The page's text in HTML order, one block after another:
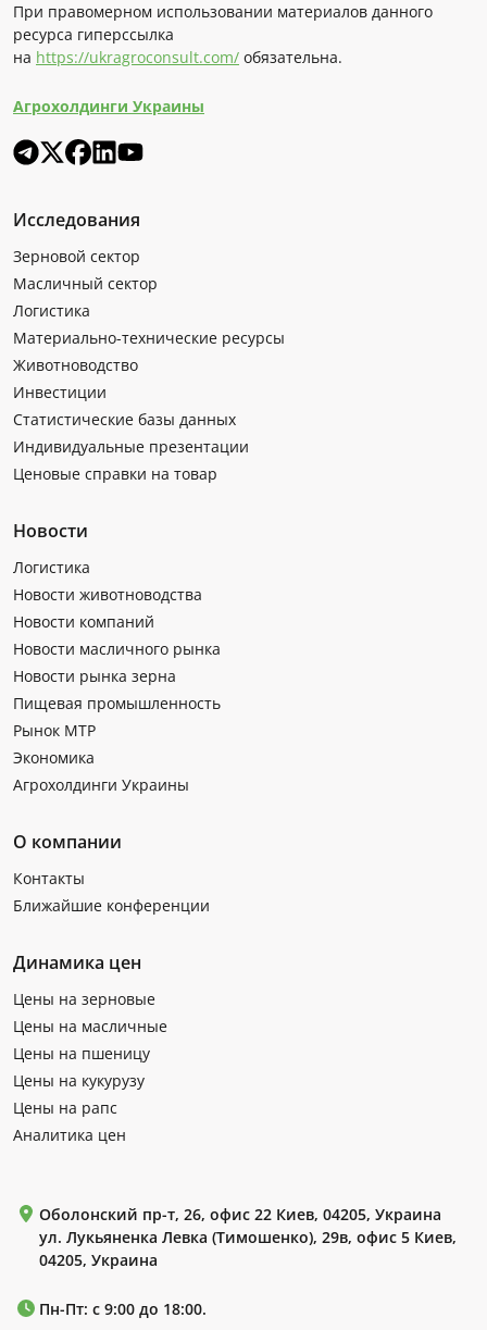
При правомерном использовании материалов данного
ресурса гиперссылка
на https://ukragroconsult.com/ обязательна.
Агрохолдинги Украины
Исследования
Зерновой сектор
Масличный сектор
Логистика
Материально-технические ресурсы
Животноводство
Инвестиции
Статистические базы данных
Индивидуальные презентации
Ценовые справки на товар
Новости
Логистика
Новости животноводства
Новости компаний
Новости масличного рынка
Новости рынка зерна
Пищевая промышленность
Рынок МТР
Экономика
Агрохолдинги Украины
О компании
Контакты
Ближайшие конференции
Динамика цен
Цены на зерновые
Цены на масличные
Цены на пшеницу
Цены на кукурузу
Цены на рапс
Аналитика цен
Оболонский пр-т, 26, офис 22 Киев, 04205, Украина
ул. Лукьяненка Левка (Тимошенко), 29в, офис 5 Киев,
04205, Украина
Пн-Пт: с 9:00 до 18:00.